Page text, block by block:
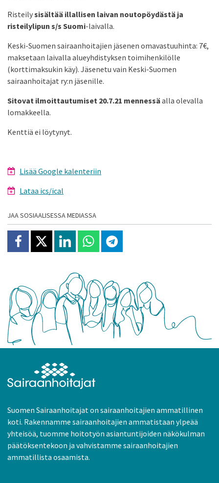
Risteilysisältää illallisen laivan noutopöydästä ja
risteilylipun s/s Suomi-laivalla.
Keski-Suomen sairaanhoitajien jäsenen omavastuuhinta: 7€,
maksetaan laivalla alueyhdistyksen toimihenkilölle
(korttimaksukin käy). Jäsenetu vain Keski-Suomen
sairaanhoitajat ry:n jäsenille.
Sitovat ilmoittautumiset 20.7.21 mennessäalla olevalla
lomakkeella.
Kenttiä ei löytynyt.
Lisää Google kalenteriin
Lataa ics/ical
JAA SOSIAALISESSA MEDIASSA
Jaa Facebookissa
Jaa X:ssäJaa Linkedinissä
Jaa Whatsappissa
Jaa Telegramissa
Suomen Sairaanhoitajat on sairaanhoitajien ammatillinen
koti. Rakennamme sairaanhoitajien ammatistaan ylpeää
yhteisöä, tuomme hoitotyön asiantuntijoiden näkökulman
päätöksentekoon ja vahvistamme sairaanhoitajien
ammatillista osaamista.